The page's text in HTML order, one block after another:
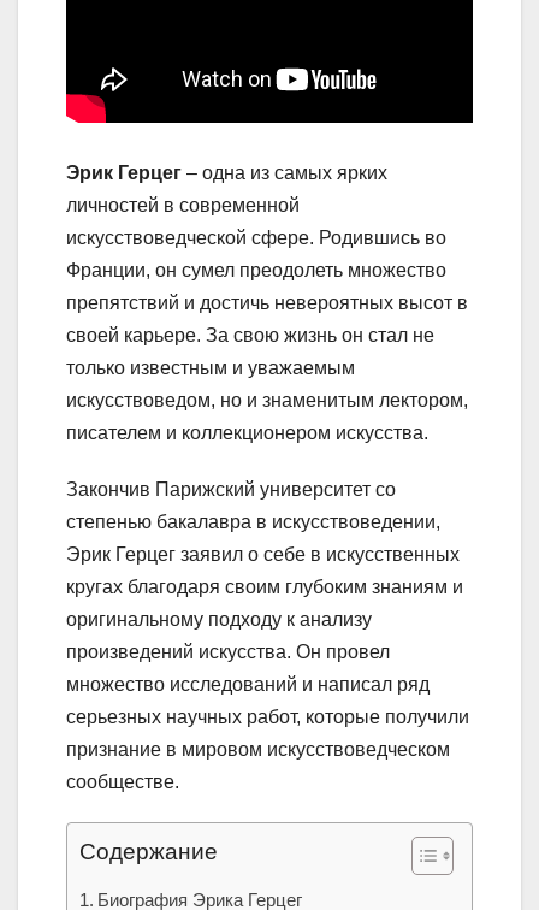
Эрик Герцег – одна из самых ярких
личностей в современной
искусствоведческой сфере. Родившись во
Франции, он сумел преодолеть множество
препятствий и достичь невероятных высот в
своей карьере. За свою жизнь он стал не
только известным и уважаемым
искусствоведом, но и знаменитым лектором,
писателем и коллекционером искусства.
Закончив Парижский университет со
степенью бакалавра в искусствоведении,
Эрик Герцег заявил о себе в искусственных
кругах благодаря своим глубоким знаниям и
оригинальному подходу к анализу
произведений искусства. Он провел
множество исследований и написал ряд
серьезных научных работ, которые получили
признание в мировом искусствоведческом
сообществе.
Содержание
Биография Эрика Герцег